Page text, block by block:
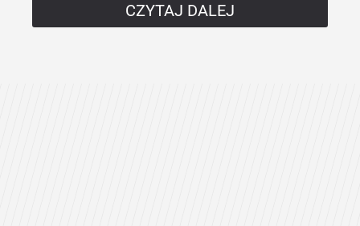
CZYTAJ DALEJ